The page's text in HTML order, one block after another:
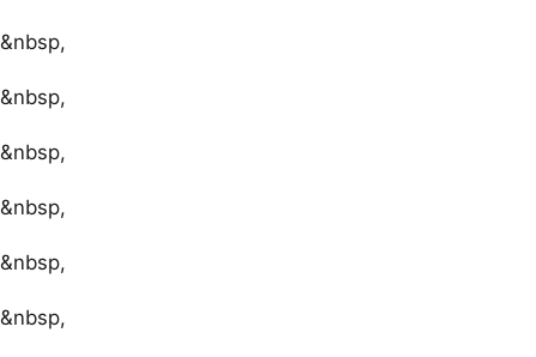
&nbsp,
&nbsp,
&nbsp,
&nbsp,
&nbsp,
&nbsp,